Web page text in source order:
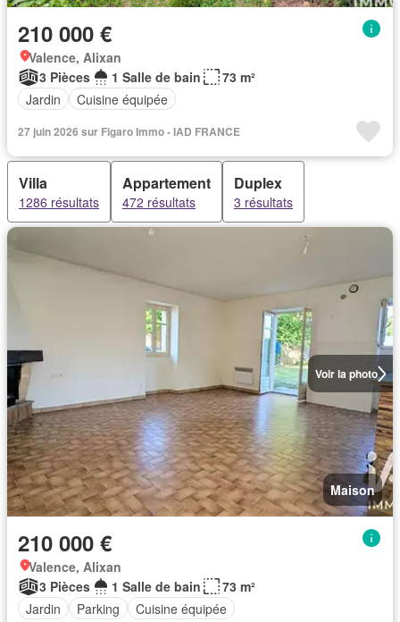
210 000 €
Valence, Alixan
3 Pièces
1 Salle de bain
73 m²
Jardin
Cuisine équipée
27 juin 2026 sur Figaro Immo - IAD FRANCE
Villa
1286 résultats
Appartement
472 résultats
Duplex
3 résultats
Voir la photo
Maison
210 000 €
Valence, Alixan
3 Pièces
1 Salle de bain
73 m²
Jardin
Parking Cuisine équipée